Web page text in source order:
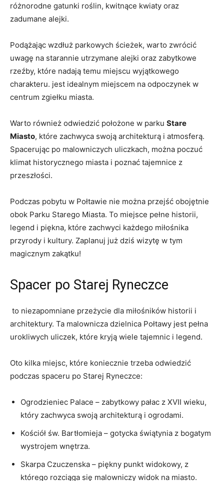
różnorodne gatunki roślin, kwitnące kwiaty ​oraz
zadumane alejki.
Podążając wzdłuż parkowych ‍ścieżek,⁢ warto​ zwrócić
uwagę​ na starannie⁣ utrzymane alejki oraz zabytkowe
⁣rzeźby, które nadają temu miejscu wyjątkowego‌
charakteru. jest idealnym miejscem na odpoczynek w
centrum zgiełku miasta.
Warto również ‌odwiedzić położone w parku Stare
Miasto, ⁤które zachwyca swoją architekturą i atmosferą.
Spacerując po malowniczych ⁣uliczkach, można poczuć
klimat ‌historycznego miasta i poznać tajemnice z
przeszłości.
Podczas pobytu w Połtawie nie można przejść obojętnie
obok Parku ‌Starego Miasta. To miejsce pełne​ historii,
legend ​i piękna, które ⁣zachwyci⁤ każdego ⁣miłośnika
przyrody i kultury. Zaplanuj ‍już dziś ⁢wizytę w tym
magicznym zakątku!
Spacer po Starej Ryneczce
‍ to niezapomniane przeżycie dla miłośników historii i
architektury. Ta ⁤malownicza dzielnica Połtawy⁣ jest pełna
urokliwych uliczek, które kryją wiele tajemnic i legend.
Oto kilka‍ miejsc, które‌ koniecznie trzeba odwiedzić
podczas ⁤spaceru po Starej Ryneczce:
Ogrodzieniec Palace – zabytkowy pałac z XVII wieku,
który⁤ zachwyca swoją architekturą i ‍ogrodami.
Kościół św. Bartłomieja – gotycka świątynia z bogatym
wystrojem wnętrza.
Skarpa Czuczenska – piękny punkt ⁣widokowy, z
którego rozciąga się malowniczy​ widok⁤ na miasto.